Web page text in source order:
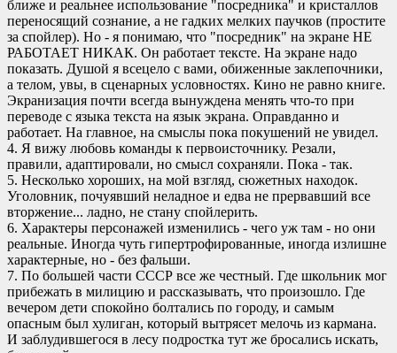
ближе и реальнее использование "посредника" и кристаллов
переносящий сознание, а не гадких мелких паучков (простите
за спойлер). Но - я понимаю, что "посредник" на экране НЕ
РАБОТАЕТ НИКАК. Он работает тексте. На экране надо
показать. Душой я всецело с вами, обиженные заклепочники,
а телом, увы, в сценарных условностях. Кино не равно книге.
Экранизация почти всегда вынуждена менять что-то при
переводе с языка текста на язык экрана. Оправданно и
работает. На главное, на смыслы пока покушений не увидел.
4. Я вижу любовь команды к первоисточнику. Резали,
правили, адаптировали, но смысл сохраняли. Пока - так.
5. Несколько хороших, на мой взгляд, сюжетных находок.
Уголовник, почуявший неладное и едва не прервавший все
вторжение... ладно, не стану спойлерить.
6. Характеры персонажей изменились - чего уж там - но они
реальные. Иногда чуть гипертрофированные, иногда излишне
характерные, но - без фальши.
7. По большей части СССР все же честный. Где школьник мог
прибежать в милицию и рассказывать, что произошло. Где
вечером дети спокойно болтались по городу, и самым
опасным был хулиган, который вытрясет мелочь из кармана.
И заблудившегося в лесу подростка тут же бросались искать,